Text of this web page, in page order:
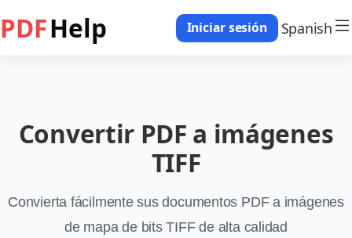
PDFHelp Iniciar sesión Spanish
Convertir PDF a imágenes
TIFF
Convierta fácilmente sus documentos PDF a imágenes
de mapa de bits TIFF de alta calidad